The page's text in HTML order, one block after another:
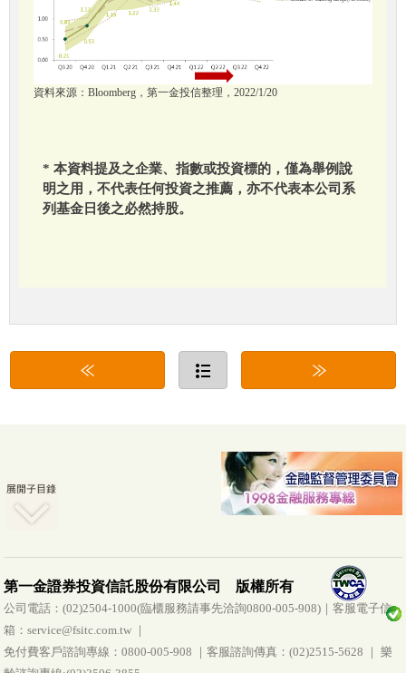
資料來源：Bloomberg，第一金投信整理，2022/1/20
* 本資料提及之企業、指數或投資標的，僅為舉例說
明之用，不代表任何投資之推薦，亦不代表本公司系
列基金日後之必然持股。
第一金證券投資信託股份有限公司 版權所有
公司電話：(02)2504-1000(臨櫃服務請事先洽詢0800-005-908)｜客服電子信
箱：service@fsitc.com.tw ｜
免付費客戶諮詢專線：0800-005-908 ｜客服諮詢傳真：(02)2515-5628 ｜ 樂